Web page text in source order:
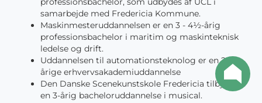
samarbejde med Fredericia Kommune.
Maskinmesteruddannelsen er en 3 - 4½-årig
professionsbachelor i maritim og maskinteknisk
ledelse og drift.
Uddannelsen til automationsteknolog er en 2-
årige erhvervsakademiuddannelse
Den Danske Scenekunstskole Fredericia tilbyder
en 3-årig bacheloruddannelse i musical.